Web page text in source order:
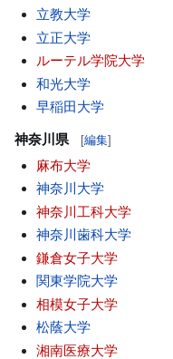
立教大学
立正大学
ルーテル学院大学
和光大学
早稲田大学
神奈川県 [編集]
麻布大学
神奈川大学
神奈川工科大学
神奈川歯科大学
鎌倉女子大学
関東学院大学
相模女子大学
松蔭大学
湘南医療大学